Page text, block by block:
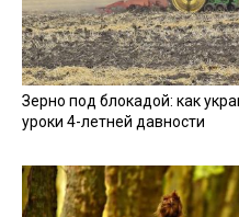
Зерно под блокадой: как
уроки 4-летней давности